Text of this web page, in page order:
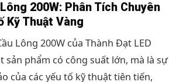
200W: Phân Tích Chuyên
Kỹ Thuật Vàng
Lông 200W của Thành Đạt LED
sản phẩm có công suất lớn, mà là sự
của các yếu tố kỹ thuật tiên tiến,